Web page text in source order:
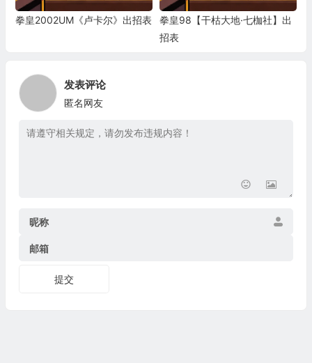
拳皇2002UM《卢卡尔》出招表
拳皇98【干枯大地·七枷社】出
招表
发表评论
匿名网友
昵称
邮箱
提交